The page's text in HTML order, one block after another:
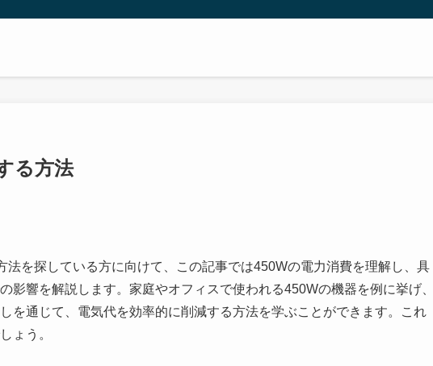
る方法
法を探している方に向けて、この記事では450Wの電力消費を理解し、具
影響を解説します。家庭やオフィスで使われる450Wの機器を例に挙げ
を通じて、電気代を効率的に削減する方法を学ぶことができます。これ
ょう。